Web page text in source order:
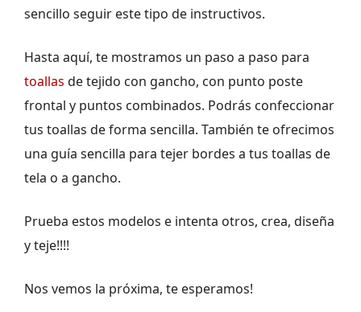
sencillo seguir este tipo de instructivos.
Hasta aquí, te mostramos un paso a paso para
toallas de tejido con gancho, con punto poste
frontal y puntos combinados. Podrás confeccionar
tus toallas de forma sencilla. También te ofrecimos
una guía sencilla para tejer bordes a tus toallas de
tela o a gancho.
Prueba estos modelos e intenta otros, crea, diseña
y teje!!!!
Nos vemos la próxima, te esperamos!